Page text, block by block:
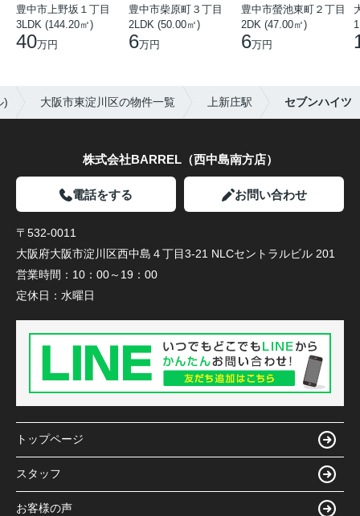
豊中市上野坂１丁目
3LDK (144.20㎡)
40万円
豊中市柴原町３丁目
2LDK (50.00㎡)
6万円
豊中市螢池東町２丁目
2DK (47.00㎡)
6万円
) 大阪市東淀川区の物件一覧 上新庄駅 セブンハイツ
株式会社BARREL（西中島南方店）
電話をする お問い合わせ
〒532-0011
大阪府大阪市淀川区西中島４丁目3-21 NLCセントラルビル 201
営業時間： 10：00～19：00
定休日： 水曜日
トップページ
スタッフ
お客様の声